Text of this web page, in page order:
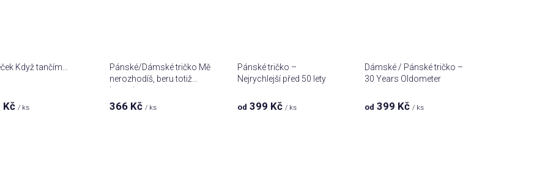
Když tančím...
Kč / ks
Pánské/Dámské tričko Mě
nerozhodíš, beru totiž
lexaurin
366 Kč/ ks
Pánské tričko –
Nejrychlejší před 50 lety
od 399 Kč / ks
Dámské / Pánské tričko –
30 Years Oldometer
od 399 Kč / ks